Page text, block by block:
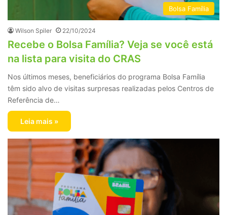
Bolsa Família
Wilson Spiler 22/10/2024
Recebe o Bolsa Família? Veja se você está
na lista para visita do CRAS
Nos últimos meses, beneficiários do programa Bolsa Família
têm sido alvo de visitas surpresas realizadas pelos Centros de
Referência de…
Leia mais »